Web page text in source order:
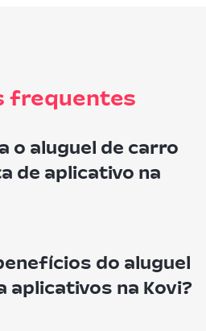
frequentes
o aluguel de carro
de aplicativo na
do aluguel
aplicativos na Kovi?